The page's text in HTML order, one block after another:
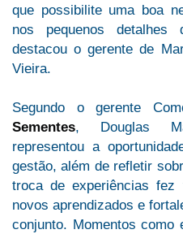
que possibilite uma boa
nos pequenos detalhes
destacou o gerente de
Vieira.
Segundo o gerente
Sementes, Douglas
representou a
gestão, além de refletir
troca de experiências fez
novos aprendizados e
conjunto. Momentos